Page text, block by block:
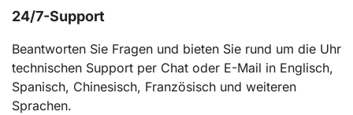
24/7-Support
Beantworten Sie Fragen und bieten Sie rund um die Uhr
technischen Support per Chat oder E-Mail in Englisch,
Spanisch, Chinesisch, Französisch und weiteren
Sprachen.